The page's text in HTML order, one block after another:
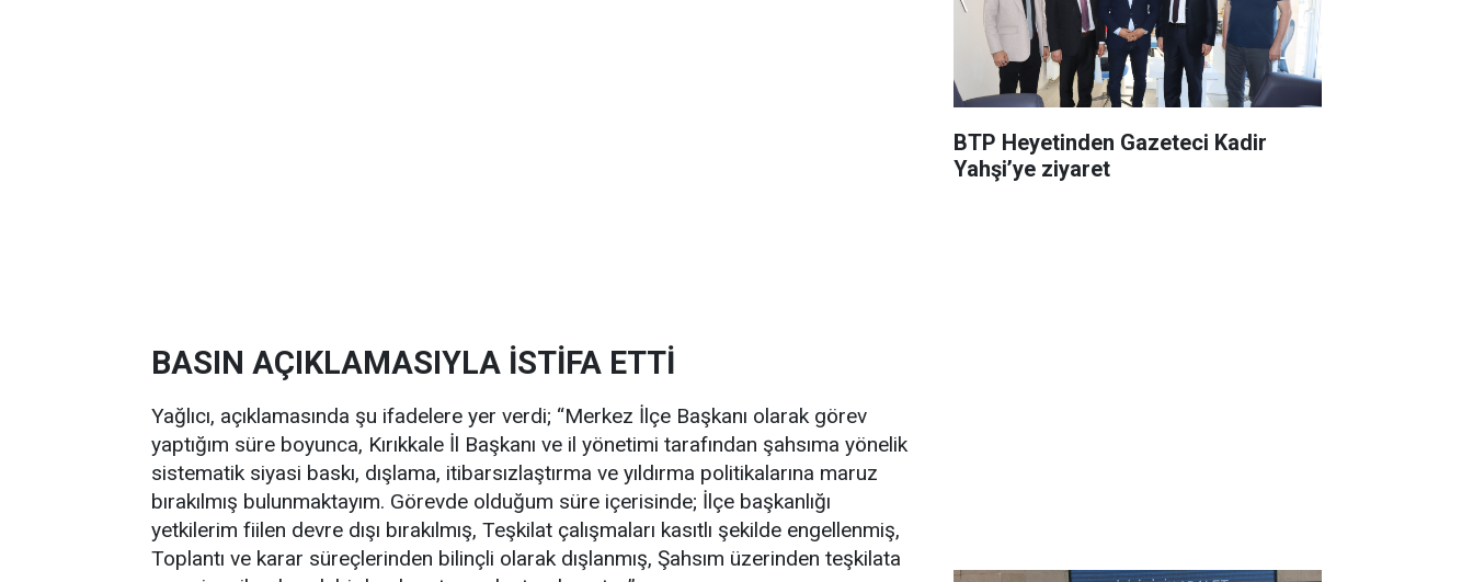
BASIN AÇIKLAMASIYLA İSTİFA ETTİ
Yağlıcı, açıklamasında şu ifadelere yer verdi; “Merkez İlçe Başkanı olarak görev
yaptığım süre boyunca, Kırıkkale İl Başkanı ve il yönetimi tarafından şahsıma yönelik
sistematik siyasi baskı, dışlama, itibarsızlaştırma ve yıldırma politikalarına maruz
bırakılmış bulunmaktayım. Görevde olduğum süre içerisinde; İlçe başkanlığı
yetkilerim fiilen devre dışı bırakılmış, Teşkilat çalışmaları kasıtlı şekilde engellenmiş,
Toplantı ve karar süreçlerinden bilinçli olarak dışlanmış, Şahsım üzerinden teşkilata
BTP Heyetinden Gazeteci Kadir
Yahşi’ye ziyaret